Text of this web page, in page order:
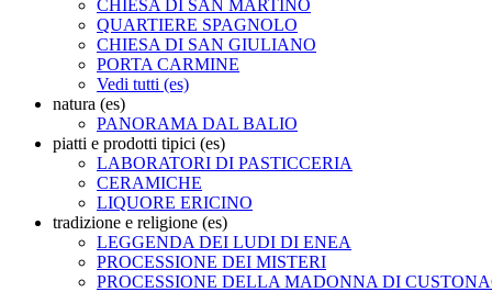
CHIESA DI SAN MARTINO
QUARTIERE SPAGNOLO
CHIESA DI SAN GIULIANO
PORTA CARMINE
Vedi tutti (es)
natura (es)
PANORAMA DAL BALIO
piatti e prodotti tipici (es)
LABORATORI DI PASTICCERIA
CERAMICHE
LIQUORE ERICINO
tradizione e religione (es)
LEGGENDA DEI LUDI DI ENEA
PROCESSIONE DEI MISTERI
PROCESSIONE DELLA MADONNA DI